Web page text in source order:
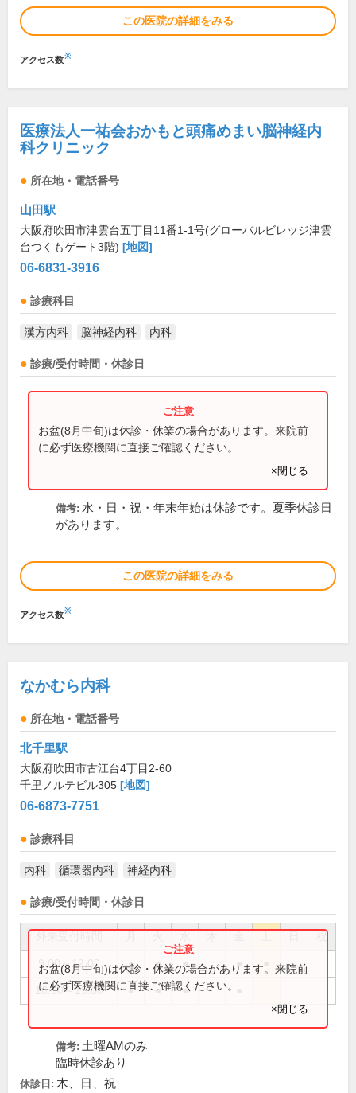
この医院の詳細をみる
アクセス数※
医療法人一祐会おかもと頭痛めまい脳神経内
科クリニック
所在地・電話番号
山田駅
大阪府吹田市津雲台五丁目11番1-1号(グローバルビレッジ津雲
台つくもゲート3階) [地図]
06-6831-3916
診療科目
漢方内科 脳神経内科 内科
診療/受付時間・休診日
お盆(8月中旬)は休診・休業の場合があります。来院前
に必ず医療機関に直接ご確認ください。
×閉じる
備考: 水・日・祝・年末年始は休診です。夏季休診日
があります。
この医院の詳細をみる
アクセス数※
なかむら内科
所在地・電話番号
北千里駅
大阪府吹田市古江台4丁目2-60
千里ノルテビル305 [地図]
06-6873-7751
診療科目
内科 循環器内科 神経内科
診療/受付時間・休診日
祝
9:00～12:00 ● ● ● ●
16:00～19:00 ● ● ●
お盆(8月中旬)は休診・休業の場合があります。来院前
に必ず医療機関に直接ご確認ください。
×閉じる
備考: 土曜AMのみ
臨時休診あり
休診日: 木、日、祝